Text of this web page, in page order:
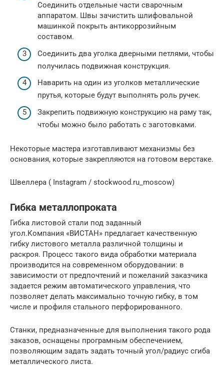
Соединить отдельные части сварочным
аппаратом. Швы зачистить шлифовальной
машинкой покрыть антикоррозийным
составом.
Соединить два уголка дверными петлями, чтобы
получилась подвижная конструкция.
Наварить на один из уголков металлические
прутья, которые будут выполнять роль ручек.
Закрепить подвижную конструкцию на раму так,
чтобы можно было работать с заготовками.
Некоторые мастера изготавливают механизмы без
основания, которые закрепляются на готовом верстаке.
Швеллера ( Instagram / stockwood.ru_moscow)
Гибка металлопроката
Гибка листовой стали под заданный
угол.Компания «ВИСТАН» предлагает качественную
гибку листового металла различной толщины и
раскроя. Процесс такого вида обработки материала
производится на современном оборудовании: в
зависимости от предпочтений и пожеланий заказчика
задается режим автоматического управления, что
позволяет делать максимально точную гибку, в том
числе и профиля стального перфорированного.
Станки, предназначенные для выполнения такого рода
заказов, оснащены програмным обеспечением,
позволяющим задать задать точный угол/радиус сгиба
металлического листа.